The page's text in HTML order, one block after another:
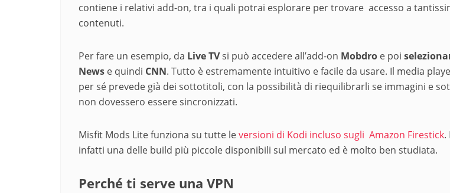
contiene i relativi add-on, tra i quali potrai esplorare per trovare accesso a
contenuti.
Per fare un esempio, da Live TVsi può accedere all’add-on Mobdro e poi
News e quindi CNN. Tutto è estremamente intuitivo e facile da usare. Il media
per sé prevede già dei sottotitoli, con la possibilità di riequilibrarli se immagini e
non dovessero essere sincronizzati.
Misfit Mods Lite funziona su tutte leversioni di Kodi incluso sugli Amazon Firestick.
infatti una delle build più piccole disponibili sul mercato ed è molto ben studiata.
Perché ti serve una VPN